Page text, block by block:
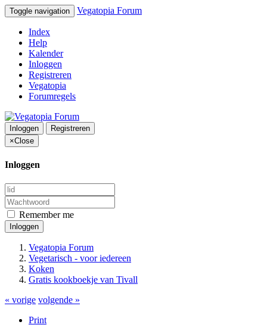
Toggle navigation Vegatopia Forum
Index
Help
Kalender
Inloggen
Registreren
Vegatopia
Forumregels
Inloggen
Registreren
×Close
Inloggen
Remember me
Inloggen
Vegatopia Forum
Vegetarisch - voor iedereen
Koken
Gratis kookboekje van Tivall
« vorige volgende »
Print